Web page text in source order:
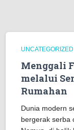
UNCATEGORIZED
Menggali
melalui
Rumahan
Dunia modern
bergerak serba